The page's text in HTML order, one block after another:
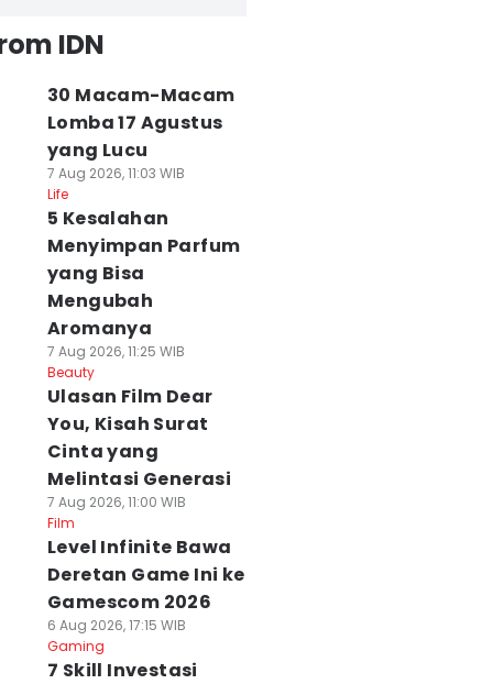
IDN
30 Macam-Macam
Lomba 17 Agustus
yang Lucu
7 Aug 2026, 11:03 WIB
Life
5 Kesalahan
Menyimpan Parfum
yang Bisa
Mengubah
Aromanya
7 Aug 2026, 11:25 WIB
Beauty
Ulasan Film Dear
You, Kisah Surat
Cinta yang
Melintasi Generasi
7 Aug 2026, 11:00 WIB
Film
Level Infinite Bawa
Deretan Game Ini ke
Gamescom 2026
6 Aug 2026, 17:15 WIB
Gaming
7 Skill Investasi